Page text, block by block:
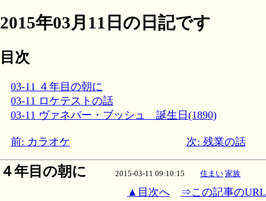
2015年03月11日の日記です
目次
03-11 ４年目の朝に
03-11 ロケテストの話
03-11 ヴァネバー・ブッシュ 誕生日(1890)
前: カラオケ 次: 残業の話
４年目の朝に 2015-03-11 09:10:15 住まい 家族
▲目次へ
⇒この記事のURL